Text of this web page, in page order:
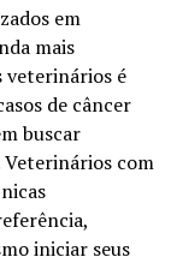
em
mais
veterinários é
de câncer
buscar
com
iniciar seus